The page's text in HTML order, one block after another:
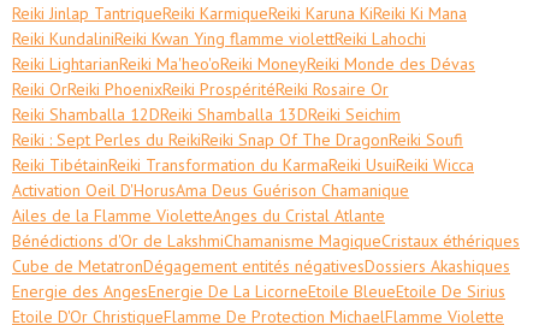
Reiki Jinlap TantriqueReiki KarmiqueReiki Karuna KiReiki Ki Mana
Reiki KundaliniReiki Kwan Ying flamme violettReiki Lahochi
Reiki LightarianReiki Ma'heo'oReiki MoneyReiki Monde des Dévas
Reiki OrReiki PhoenixReiki ProspéritéReiki Rosaire Or
Reiki Shamballa 12DReiki Shamballa 13DReiki Seichim
Reiki : Sept Perles du ReikiReiki Snap Of The DragonReiki Soufi
Reiki TibétainReiki Transformation du KarmaReiki UsuiReiki Wicca
Activation Oeil D'HorusAma Deus Guérison Chamanique
Ailes de la Flamme VioletteAnges du Cristal Atlante
Bénédictions d'Or de LakshmiChamanisme MagiqueCristaux éthériques
Cube de MetatronDégagement entités négativesDossiers Akashiques
Energie des AngesEnergie De La LicorneEtoile BleueEtoile De Sirius
Etoile D'Or ChristiqueFlamme De Protection MichaelFlamme Violette